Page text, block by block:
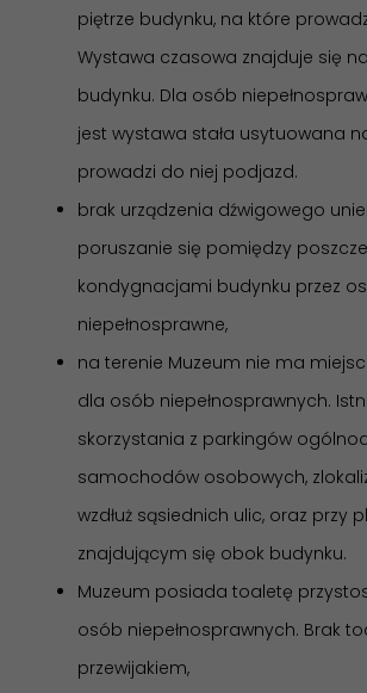
piętrze budynku, na które
Wystawa czasowa znajduje się
budynku. Dla osób
jest wystawa stała usytuowana
prowadzi do niej podjazd.
brak urządzenia dźwigowego
poruszanie się pomiędzy
kondygnacjami budynku przez
niepełnosprawne,
na terenie Muzeum nie ma
dla osób niepełnosprawnych.
skorzystania z parkingów
samochodów osobowych,
wzdłuż sąsiednich ulic, oraz przy
znajdującym się obok budynku.
Muzeum posiada toaletę
osób niepełnosprawnych. Brak
przewijakiem,